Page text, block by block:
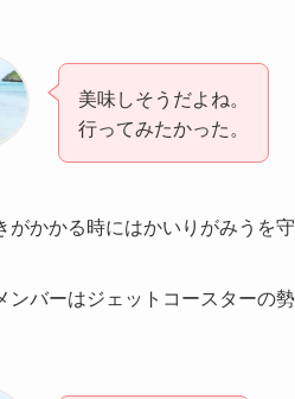
美味しそうだよね。
行ってみたかった。
がかかる時にはかいりがみうを
ンバーはジェットコースターの